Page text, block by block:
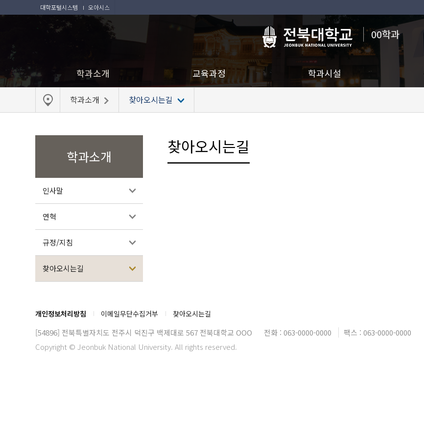
대학포털시스템 오아시스
00학과
학과소개 교육과정 학과시설
학과소개 찾아오시는길
학과소개
인사말
연혁
규정/지침
찾아오시는길
찾아오시는길
개인정보처리방침 이메일무단수집거부 찾아오시는길
[54896] 전북특별자치도 전주시 덕진구 백제대로 567 전북대학교 OOO 전화 : 063-0000-0000
팩스 : 063-0000-0000
Copyright © Jeonbuk National University. All rights reserved.